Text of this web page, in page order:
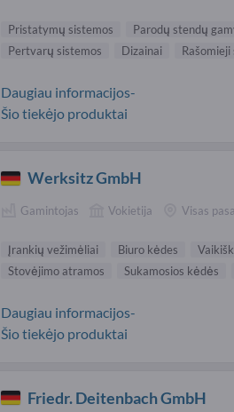
Pristatymų sistemos Parodų stendų
Pertvarų sistemos
Dizainai
Daugiau informacijos-
Šio tiekėjo produktai
Werksitz GmbH
Gamintojas Vokietija Visas
Įrankių vežimėliai Biuro kėdes
Stovėjimo atramos
Sukamosios kėdės
Daugiau informacijos-
Šio tiekėjo produktai
Friedr. Deitenbach GmbH